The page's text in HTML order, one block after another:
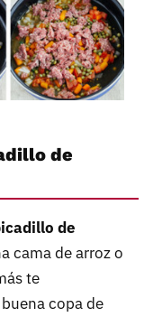
de
de
cama de arroz o
te
copa de